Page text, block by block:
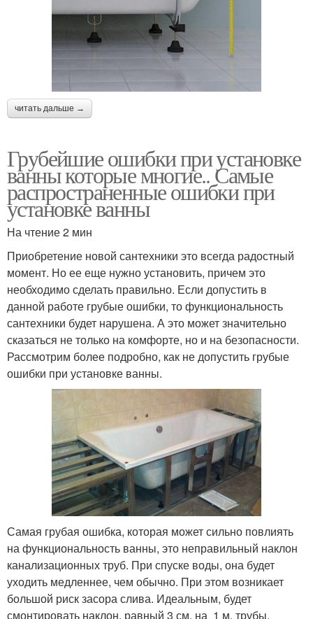
читать дальше →
Грубейшие ошибки при установке
ванны которые многие.. Самые
распространенные ошибки при
установке ванны
На чтение 2 мин
Приобретение новой сантехники это всегда радостный
момент. Но ее еще нужно установить, причем это
необходимо сделать правильно. Если допустить в
данной работе грубые ошибки, то функциональность
сантехники будет нарушена. А это может значительно
сказаться не только на комфорте, но и на безопасности.
Рассмотрим более подробно, как не допустить грубые
ошибки при установке ванны.
Самая грубая ошибка, которая может сильно повлиять
на функциональность ванны, это неправильный наклон
канализационных труб. При спуске воды, она будет
уходить медленнее, чем обычно. При этом возникает
большой риск засора слива. Идеальным, будет
смонтировать наклон, равный 3 см. на 1 м. трубы.